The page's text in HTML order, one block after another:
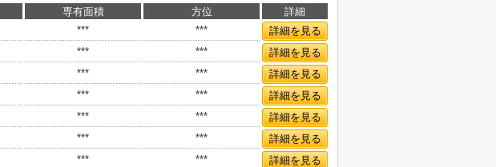
専有面積 方位
詳細
*** ***
詳細を見る
*** ***
詳細を見る
*** ***
詳細を見る
*** ***
詳細を見る
*** ***
詳細を見る
*** ***
詳細を見る
*** ***
詳細を見る